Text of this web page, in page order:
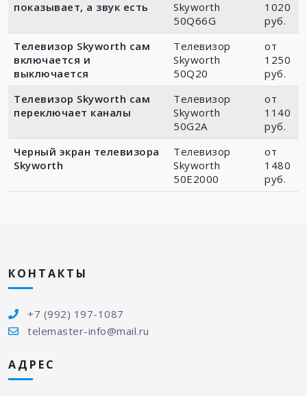
показывает, а звук есть
Skyworth
50Q66G
1020
руб.
Телевизор Skyworth сам
включается и
выключается
Телевизор
Skyworth
50Q20
от
1250
руб.
Телевизор Skyworth сам
переключает каналы
Телевизор
Skyworth
50G2A
от
1140
руб.
Черный экран телевизора
Skyworth
Телевизор
Skyworth
50E2000
от
1480
руб.
КОНТАКТЫ
+7 (992) 197-1087
telemaster-info@mail.ru
АДРЕС